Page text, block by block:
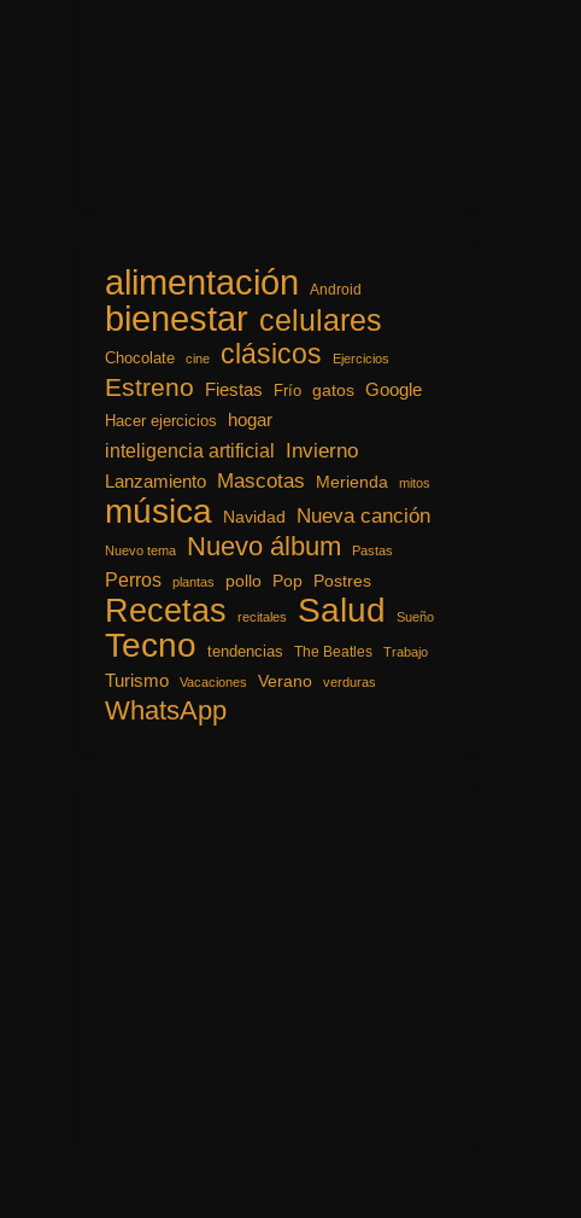
alimentación Android
bienestar celulares
Chocolate cine clásicos Ejercicios
Estreno Fiestas Frío gatos Google
Hacer ejercicios hogar
inteligencia artificial Invierno
Lanzamiento Mascotas Merienda mitos
música Navidad Nueva canción
Nuevo tema Nuevo álbum Pastas
Perros plantas pollo Pop Postres
Recetas recitales Salud Sueño
Tecno tendencias The Beatles Trabajo
Turismo Vacaciones Verano verduras
WhatsApp